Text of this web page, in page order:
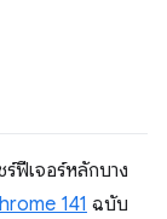
ฟีเจอร์หลักบาง
141 ฉบับ